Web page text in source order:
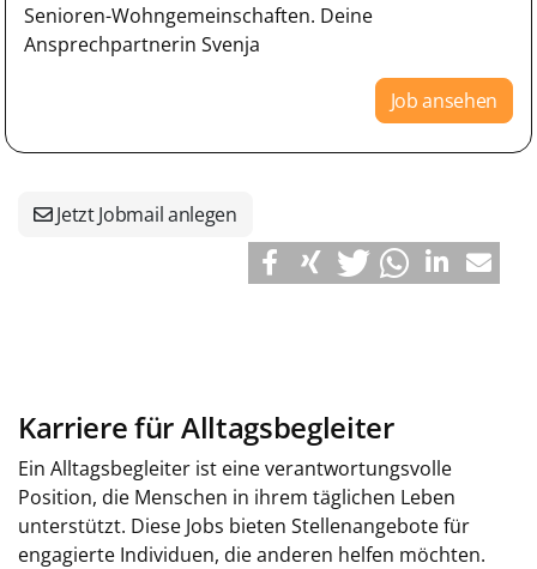
Senioren-Wohngemeinschaften. Deine
Ansprechpartnerin Svenja
Job ansehen
Jetzt Jobmail anlegen
Karriere für Alltagsbegleiter
Ein Alltagsbegleiter ist eine verantwortungsvolle
Position, die Menschen in ihrem täglichen Leben
unterstützt. Diese Jobs bieten Stellenangebote für
engagierte Individuen, die anderen helfen möchten.